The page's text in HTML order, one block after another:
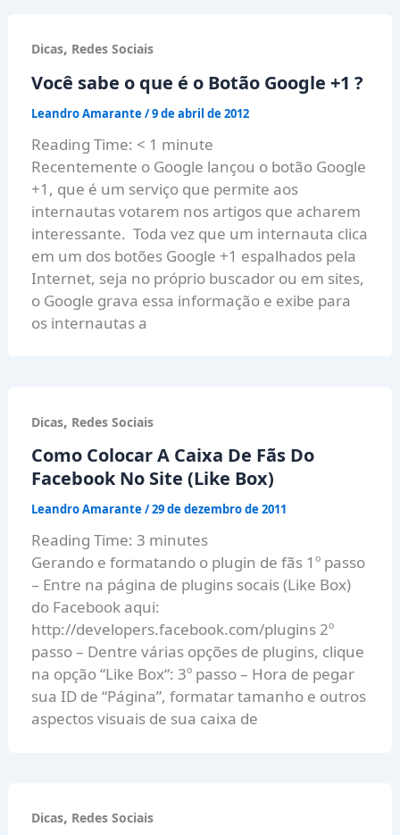
Dicas, Redes Sociais
Você sabe o que é o Botão Google +1 ?
Leandro Amarante/9 de abril de 2012
Reading Time: < 1 minute
Recentemente o Google lançou o botão Google
+1, que é um serviço que permite aos
internautas votarem nos artigos que acharem
interessante. Toda vez que um internauta clica
em um dos botões Google +1 espalhados pela
Internet, seja no próprio buscador ou em sites,
o Google grava essa informação e exibe para
os internautas a
Dicas, Redes Sociais
Como Colocar A Caixa De Fãs Do
Facebook No Site (Like Box)
Leandro Amarante/29 de dezembro de 2011
Reading Time: 3 minutes
Gerando e formatando o plugin de fãs 1º passo
– Entre na página de plugins socais (Like Box)
do Facebook aqui:
http://developers.facebook.com/plugins 2º
passo – Dentre várias opções de plugins, clique
na opção “Like Box“: 3º passo – Hora de pegar
sua ID de “Página”, formatar tamanho e outros
aspectos visuais de sua caixa de
Dicas, Redes Sociais